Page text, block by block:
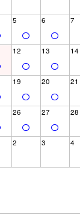
5 6 7
12 13 14
19 20 21
26 27 28
2 3 4